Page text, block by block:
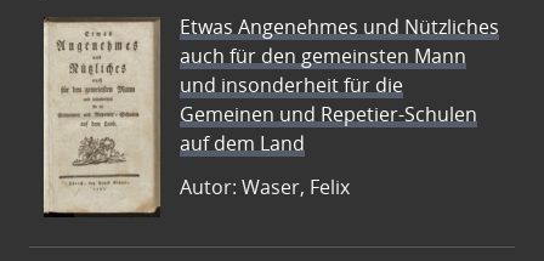
Etwas Angenehmes und Nützliches
auch für den gemeinsten Mann
und insonderheit für die
Gemeinen und Repetier-Schulen
auf dem Land
Autor: Waser, Felix